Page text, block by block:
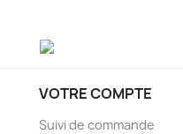
VOTRE COMPTE
Suivi de commande